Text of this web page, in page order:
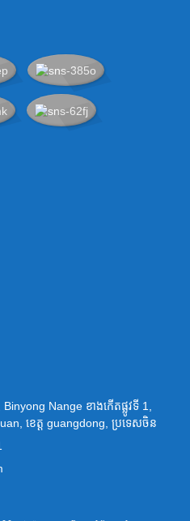
Nange ខាងកើតផ្លូវទី 1,
ខេត្ត guangdong, ប្រទេសចិន